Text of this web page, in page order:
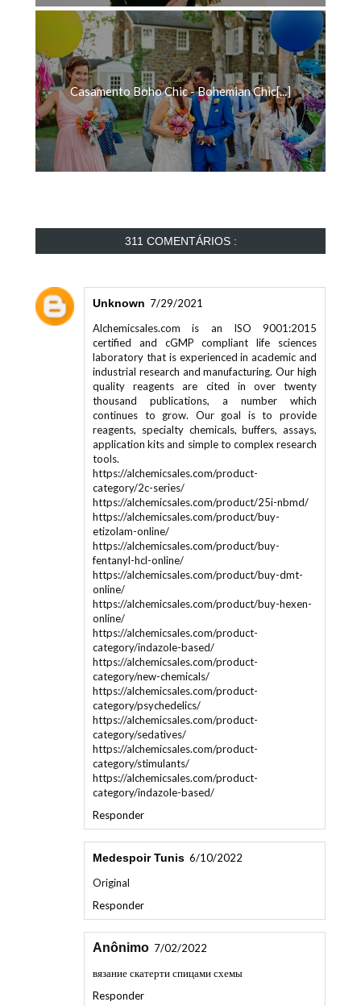
Casamento Boho Chic - Bohemian Chic[...]
311 COMENTÁRIOS :
Unknown 7/29/2021
Alchemicsales.com is an ISO 9001:2015
certified and cGMP compliant life sciences
laboratory that is experienced in academic and
industrial research and manufacturing. Our high
quality reagents are cited in over twenty
thousand publications, a number which
continues to grow. Our goal is to provide
reagents, specialty chemicals, buffers, assays,
application kits and simple to complex research
tools.
https://alchemicsales.com/product-
category/2c-series/
https://alchemicsales.com/product/25i-nbmd/
https://alchemicsales.com/product/buy-
etizolam-online/
https://alchemicsales.com/product/buy-
fentanyl-hcl-online/
https://alchemicsales.com/product/buy-dmt-
online/
https://alchemicsales.com/product/buy-hexen-
online/
https://alchemicsales.com/product-
category/indazole-based/
https://alchemicsales.com/product-
category/new-chemicals/
https://alchemicsales.com/product-
category/psychedelics/
https://alchemicsales.com/product-
category/sedatives/
https://alchemicsales.com/product-
category/stimulants/
https://alchemicsales.com/product-
category/indazole-based/
Responder
Medespoir Tunis 6/10/2022
Responder
Anônimo 7/02/2022
вязание скатерти спицами схемы
Responder